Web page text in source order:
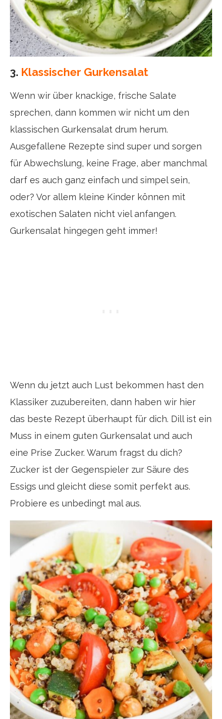
3. Klassischer Gurkensalat
Wenn wir über knackige, frische Salate
sprechen, dann kommen wir nicht um den
klassischen Gurkensalat drum herum.
Ausgefallene Rezepte sind super und sorgen
für Abwechslung, keine Frage, aber manchmal
darf es auch ganz einfach und simpel sein,
oder? Vor allem kleine Kinder können mit
exotischen Salaten nicht viel anfangen.
Gurkensalat hingegen geht immer!
Wenn du jetzt auch Lust bekommen hast den
Klassiker zuzubereiten, dann haben wir hier
das beste Rezept überhaupt für dich. Dill ist ein
Muss in einem guten Gurkensalat und auch
eine Prise Zucker. Warum fragst du dich?
Zucker ist der Gegenspieler zur Säure des
Essigs und gleicht diese somit perfekt aus.
Probiere es unbedingt mal aus.